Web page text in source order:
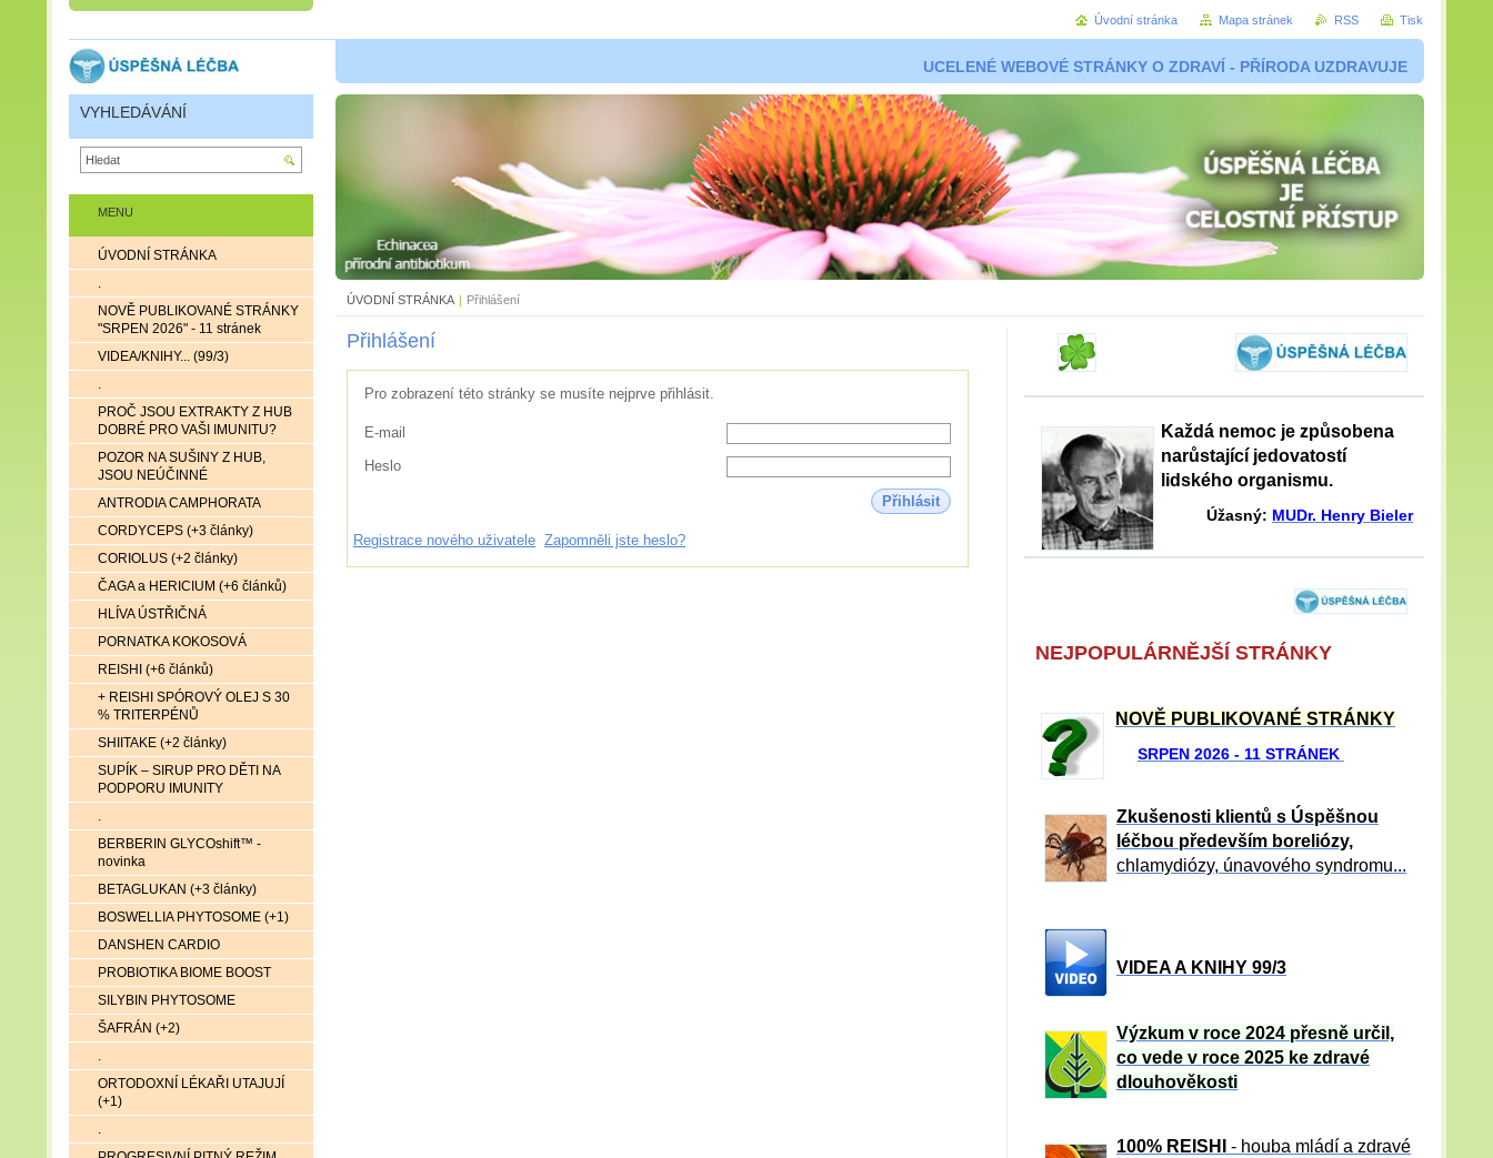
UCELENÉ WEBOVÉ STRÁNKY O ZDRAVÍ - PŘÍRODA UZDRAVUJE
ÚVODNÍ STRÁNKA | Přihlášení
Přihlášení
Pro zobrazení této stránky se musíte nejprve přihlásit.
E-mail
Heslo
Přihlásit
Registrace nového uživatele Zapomněli jste heslo?
Každá nemoc je způsobena
narůstající jedovatostí
lidského organismu.
Úžasný: MUDr. Henry Bieler
NEJPOPULÁRNĚJŠÍ STRÁNKY
NOVĚ PUBLIKOVANÉ STRÁNKY
SRPEN 2026 - 11 STRÁNEK
Zkušenosti klientů s Úspěšnou
léčbou především boreliózy,
chlamydiózy, únavového syndromu...
VIDEA A KNIHY 99/3
Výzkum v roce 2024 přesně určil,
co vede v roce 2025 ke zdravé
dlouhověkosti
100% REISHI
- houba mládí a zdravé
MENU
ÚVODNÍ STRÁNKA
.
NOVĚ PUBLIKOVANÉ STRÁNKY
"SRPEN 2026" - 11 stránek
VIDEA/KNIHY... (99/3)
.
PROČ JSOU EXTRAKTY Z HUB
DOBRÉ PRO VAŠI IMUNITU?
POZOR NA SUŠINY Z HUB,
JSOU NEÚČINNÉ
ANTRODIA CAMPHORATA
CORDYCEPS (+3 články)
CORIOLUS (+2 články)
ČAGA a HERICIUM (+6 článků)
HLÍVA ÚSTŘIČNÁ
PORNATKA KOKOSOVÁ
REISHI (+6 článků)
+ REISHI SPÓROVÝ OLEJ S 30
% TRITERPÉNŮ
SHIITAKE (+2 články)
SUPÍK – SIRUP PRO DĚTI NA
PODPORU IMUNITY
.
BERBERIN GLYCOshift™ -
novinka
BETAGLUKAN (+3 články)
BOSWELLIA PHYTOSOME (+1)
DANSHEN CARDIO
PROBIOTIKA BIOME BOOST
SILYBIN PHYTOSOME
ŠAFRÁN (+2)
.
ORTODOXNÍ LÉKAŘI UTAJUJÍ
(+1)
.
VYHLEDÁVÁNÍ
Úvodní stránka Mapa stránek RSS Tisk